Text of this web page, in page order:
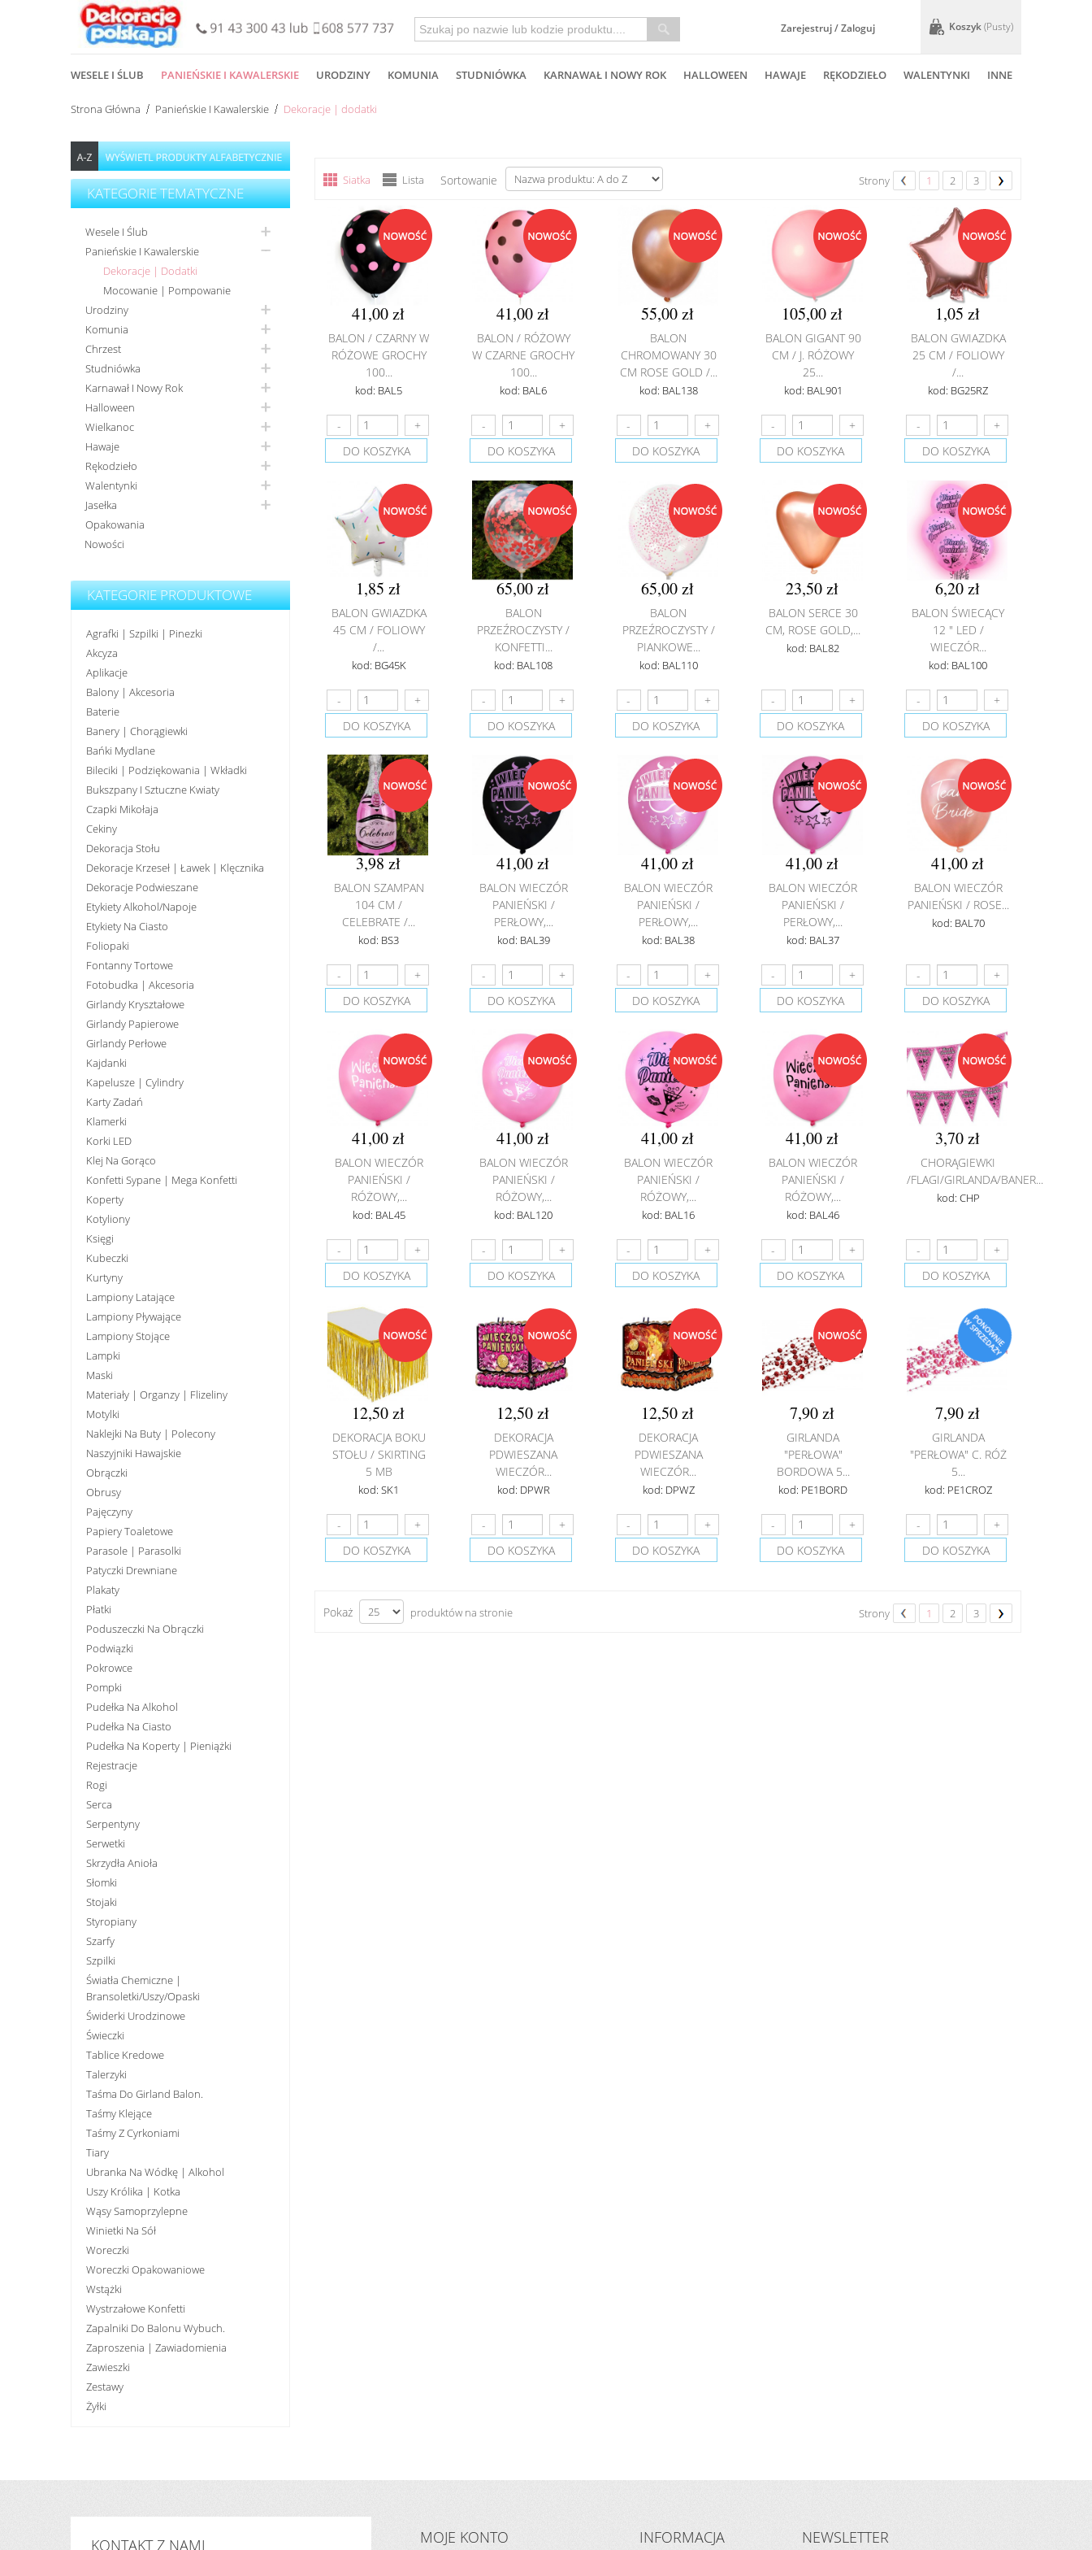
Zarejestruj / Zaloguj Koszyk(pusty)
WESELE I ŚLUB PANIEŃSKIE I KAWALERSKIE URODZINY KOMUNIA STUDNIÓWKA KARNAWAŁ I NOWY ROK HALLOWEEN HAWAJE RĘKODZIEŁO WALENTYNKI INNE
Strona Główna Panieńskie I Kawalerskie Dekoracje | dodatki
KATEGORIE TEMATYCZNE
Wesele I Ślub
Panieńskie I Kawalerskie
Dekoracje | Dodatki
Mocowanie | Pompowanie
Urodziny
Komunia
Chrzest
Studniówka
Karnawał I Nowy Rok
Halloween
Wielkanoc
Hawaje
Rękodzieło
Walentynki
Jasełka
Opakowania
Nowości
KATEGORIE PRODUKTOWE
Agrafki | Szpilki | Pinezki
Akcyza
Aplikacje
Balony | Akcesoria
Baterie
Banery | Chorągiewki
Bańki Mydlane
Bileciki | Podziękowania | Wkładki
Bukszpany I Sztuczne Kwiaty
Czapki Mikołaja
Cekiny
Dekoracja Stołu
Dekoracje Krzeseł | Ławek | Klęcznika
Dekoracje Podwieszane
Etykiety Alkohol/Napoje
Etykiety Na Ciasto
Foliopaki
Fontanny Tortowe
Fotobudka | Akcesoria
Girlandy Kryształowe
Girlandy Papierowe
Girlandy Perłowe
Kajdanki
Kapelusze | Cylindry
Karty Zadań
Klamerki
Korki LED
Klej Na Gorąco
Konfetti Sypane | Mega Konfetti
Koperty
Kotyliony
Księgi
Kubeczki
Kurtyny
Lampiony Latające
Lampiony Pływające
Lampiony Stojące
Lampki
Maski
Materiały | Organzy | Flizeliny
Motylki
Naklejki Na Buty | Polecony
Naszyjniki Hawajskie
Obrączki
Obrusy
Pajęczyny
Papiery Toaletowe
Parasole | Parasolki
Patyczki Drewniane
Plakaty
Płatki
Poduszeczki Na Obrączki
Podwiązki
Pokrowce
Pompki
Pudełka Na Alkohol
Pudełka Na Ciasto
Pudełka Na Koperty | Pieniążki
Rejestracje
Rogi
Serca
Serpentyny
Serwetki
Skrzydła Anioła
Słomki
Stojaki
Styropiany
Szarfy
Szpilki
Światła Chemiczne |
Bransoletki/uszy/opaski
Świderki Urodzinowe
Świeczki
Tablice Kredowe
Talerzyki
Taśma Do Girland Balon.
Taśmy Klejące
Taśmy Z Cyrkoniami
Tiary
Ubranka Na Wódkę | Alkohol
Uszy Królika | Kotka
Wąsy Samoprzylepne
Winietki Na Sół
Woreczki
Woreczki Opakowaniowe
Wstążki
Wystrzałowe Konfetti
Zapalniki Do Balonu Wybuch.
Zaproszenia | Zawiadomienia
Zawieszki
Zestawy
Żyłki
Siatka Lista Sortowanie Strony 1 2 3
41,00 zł
BALON / CZARNY W
RÓŻOWE GROCHY
100...
kod: BAL5
DO KOSZYKA
41,00 zł
BALON / RÓŻOWY
W CZARNE GROCHY
100...
kod: BAL6
DO KOSZYKA
55,00 zł
BALON
CHROMOWANY 30
CM ROSE GOLD /...
kod: BAL138
DO KOSZYKA
105,00 zł
BALON GIGANT 90
CM / J. RÓŻOWY
25...
kod: BAL901
DO KOSZYKA
1,05 zł
BALON GWIAZDKA
25 CM / FOLIOWY
/...
kod: BG25RZ
DO KOSZYKA
1,85 zł
BALON GWIAZDKA
45 CM / FOLIOWY
/...
kod: BG45K
DO KOSZYKA
65,00 zł
BALON
PRZEŹROCZYSTY /
KONFETTI...
kod: BAL108
DO KOSZYKA
65,00 zł
BALON
PRZEŹROCZYSTY /
PIANKOWE...
kod: BAL110
DO KOSZYKA
23,50 zł
BALON SERCE 30
CM, ROSE GOLD,...
kod: BAL82
DO KOSZYKA
6,20 zł
BALON ŚWIECĄCY
12 " LED /
WIECZÓR...
kod: BAL100
DO KOSZYKA
3,98 zł
BALON SZAMPAN
104 CM /
CELEBRATE /...
kod: BS3
DO KOSZYKA
41,00 zł
BALON WIECZÓR
PANIEŃSKI /
PERŁOWY,...
kod: BAL39
DO KOSZYKA
41,00 zł
BALON WIECZÓR
PANIEŃSKI /
PERŁOWY,...
kod: BAL38
DO KOSZYKA
41,00 zł
BALON WIECZÓR
PANIEŃSKI /
PERŁOWY,...
kod: BAL37
DO KOSZYKA
41,00 zł
BALON WIECZÓR
PANIEŃSKI / ROSE...
kod: BAL70
DO KOSZYKA
41,00 zł
BALON WIECZÓR
PANIEŃSKI /
RÓŻOWY,...
kod: BAL45
DO KOSZYKA
41,00 zł
BALON WIECZÓR
PANIEŃSKI /
RÓŻOWY,...
kod: BAL120
DO KOSZYKA
41,00 zł
BALON WIECZÓR
PANIEŃSKI /
RÓŻOWY,...
kod: BAL16
DO KOSZYKA
41,00 zł
BALON WIECZÓR
PANIEŃSKI /
RÓŻOWY,...
kod: BAL46
DO KOSZYKA
3,70 zł
CHORĄGIEWKI
/FLAGI/GIRLANDA/BANER...
kod: CHP
DO KOSZYKA
12,50 zł
DEKORACJA BOKU
STOŁU / SKIRTING
5 MB
kod: SK1
DO KOSZYKA
12,50 zł
DEKORACJA
PDWIESZANA
WIECZÓR...
kod: DPWR
DO KOSZYKA
12,50 zł
DEKORACJA
PDWIESZANA
WIECZÓR...
kod: DPWZ
DO KOSZYKA
7,90 zł
GIRLANDA
"PERŁOWA"
BORDOWA 5...
kod: PE1BORD
DO KOSZYKA
7,90 zł
GIRLANDA
"PERŁOWA" C. RÓŻ
5...
kod: PE1CROZ
DO KOSZYKA
Strony 1 2 3
Pokaż produktów na stronie
KONTAKT Z NAMI MOJE KONTO INFORMACJA NEWSLETTER